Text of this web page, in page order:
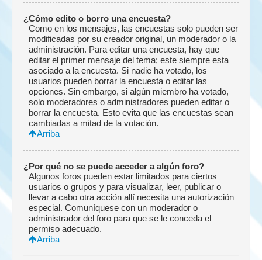
¿Cómo edito o borro una encuesta?
Como en los mensajes, las encuestas solo pueden ser
modificadas por su creador original, un moderador o la
administración. Para editar una encuesta, hay que
editar el primer mensaje del tema; este siempre esta
asociado a la encuesta. Si nadie ha votado, los
usuarios pueden borrar la encuesta o editar las
opciones. Sin embargo, si algún miembro ha votado,
solo moderadores o administradores pueden editar o
borrar la encuesta. Esto evita que las encuestas sean
cambiadas a mitad de la votación.
Arriba
¿Por qué no se puede acceder a algún foro?
Algunos foros pueden estar limitados para ciertos
usuarios o grupos y para visualizar, leer, publicar o
llevar a cabo otra acción allí necesita una autorización
especial. Comuníquese con un moderador o
administrador del foro para que se le conceda el
permiso adecuado.
Arriba